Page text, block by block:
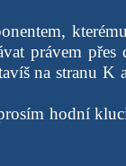
právem přes
na stranu K
hodní